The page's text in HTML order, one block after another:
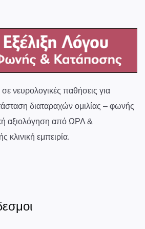
σε νευρολογικές παθήσεις για
διαταραχών ομιλίας – φωνής
αξιολόγηση από ΩΡΛ &
κλινική εμπειρία.